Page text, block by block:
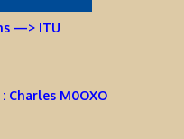
—> ITU
Charles M0OXO